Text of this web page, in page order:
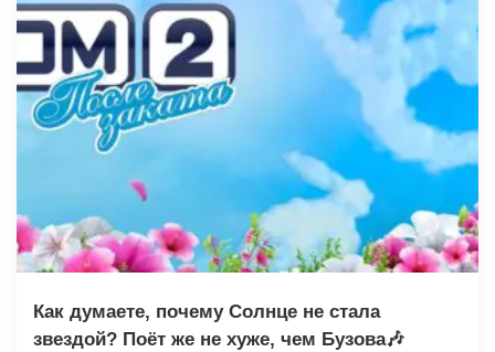
Как думаете, почему Солнце не стала
звездой? Поёт же не хуже, чем Бузова🎶